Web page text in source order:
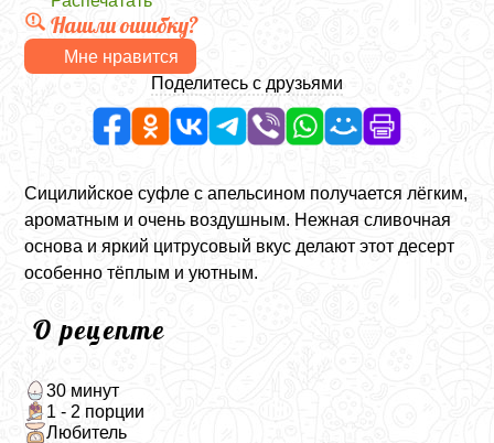
Нашли ошибку?
Мне нравится
Поделитесь с друзьями
Сицилийское суфле с апельсином получается лёгким,
ароматным и очень воздушным. Нежная сливочная
основа и яркий цитрусовый вкус делают этот десерт
особенно тёплым и уютным.
О рецепте
30 минут
1 - 2 порции
Любитель